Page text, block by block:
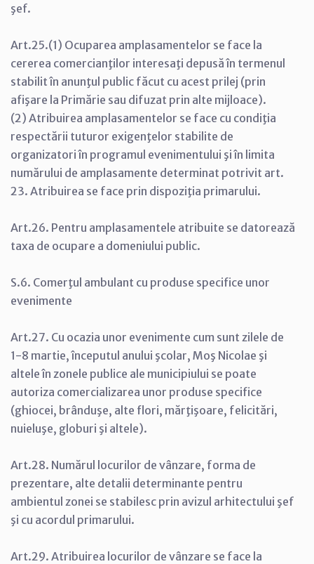
şef.
Art.25.(1) Ocuparea amplasamentelor se face la
cererea comercianţilor interesaţi depusă în termenul
stabilit în anunţul public făcut cu acest prilej (prin
afişare la Primărie sau difuzat prin alte mijloace).
(2) Atribuirea amplasamentelor se face cu condiţia
respectării tuturor exigenţelor stabilite de
organizatori în programul evenimentului şi în limita
numărului de amplasamente determinat potrivit art.
23. Atribuirea se face prin dispoziţia primarului.
Art.26. Pentru amplasamentele atribuite se datorează
taxa de ocupare a domeniului public.
S.6. Comerţul ambulant cu produse specifice unor
evenimente
Art.27. Cu ocazia unor evenimente cum sunt zilele de
1-8 martie, începutul anului şcolar, Moş Nicolae şi
altele în zonele publice ale municipiului se poate
autoriza comercializarea unor produse specifice
(ghiocei, brânduşe, alte flori, mărţişoare, felicitări,
nuieluşe, globuri şi altele).
Art.28. Numărul locurilor de vânzare, forma de
prezentare, alte detalii determinante pentru
ambientul zonei se stabilesc prin avizul arhitectului şef
şi cu acordul primarului.
Art.29. Atribuirea locurilor de vânzare se face la